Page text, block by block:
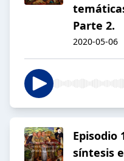
Parte 2.
2020-05-06
Episodio
síntesis